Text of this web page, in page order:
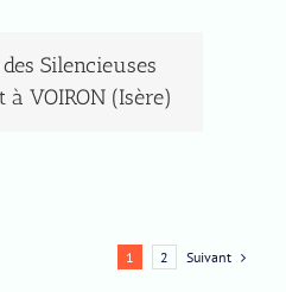
Silencieuses
à VOIRON (Isère)
1 2 Suivant